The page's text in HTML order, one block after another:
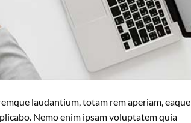
laudantium, totam rem aperiam, eaque
Nemo enim ipsam voluptatem quia